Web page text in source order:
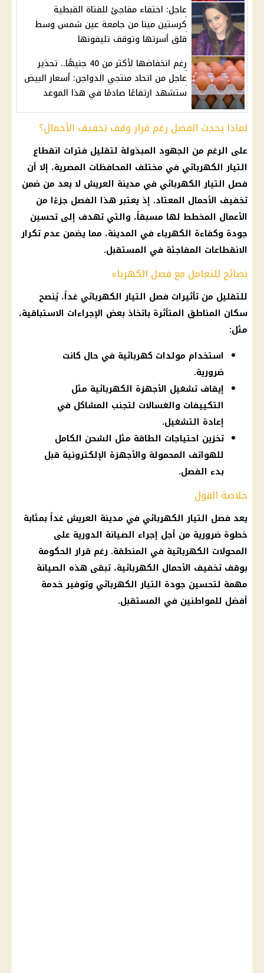
عاجل: اختفاء مفاجئ للفتاة القبطية
كرستين مينا من جامعة عين شمس وسط
قلق أسرتها وتوقف تليفونها
رغم انخفاضها لأكثر من 40 جنيهًا.. تحذير
عاجل من اتحاد منتجي الدواجن: أسعار البيض
ستشهد ارتفاعًا صادمًا في هذا الموعد
لماذا يحدث الفصل رغم قرار وقف تخفيف الأحمال؟
على الرغم من الجهود المبذولة لتقليل فترات انقطاع
التيار الكهربائي في مختلف المحافظات المصرية، إلا أن
فصل التيار الكهربائي في مدينة العريش لا يعد من ضمن
تخفيف الأحمال المعتاد. إذ يعتبر هذا الفصل جزءًا من
الأعمال المخطط لها مسبقاً، والتي تهدف إلى تحسين
جودة وكفاءة الكهرباء في المدينة، مما يضمن عدم تكرار
الانقطاعات المفاجئة في المستقبل.
نصائح للتعامل مع فصل الكهرباء
للتقليل من تأثيرات فصل التيار الكهربائي غداً، يُنصح
سكان المناطق المتأثرة باتخاذ بعض الإجراءات الاستباقية،
مثل:
استخدام مولدات كهربائية في حال كانت
ضرورية.
إيقاف تشغيل الأجهزة الكهربائية مثل
التكييفات والغسالات لتجنب المشاكل في
إعادة التشغيل.
تخزين احتياجات الطاقة مثل الشحن الكامل
للهواتف المحمولة والأجهزة الإلكترونية قبل
بدء الفصل.
خلاصة القول
يعد فصل التيار الكهربائي في مدينة العريش غداً بمثابة
خطوة ضرورية من أجل إجراء الصيانة الدورية على
المحولات الكهربائية في المنطقة. رغم قرار الحكومة
بوقف تخفيف الأحمال الكهربائية، تبقى هذه الصيانة
مهمة لتحسين جودة التيار الكهربائي وتوفير خدمة
أفضل للمواطنين في المستقبل.